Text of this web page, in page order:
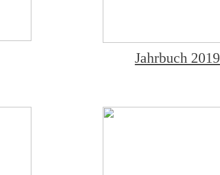
Jahrbuch 2019